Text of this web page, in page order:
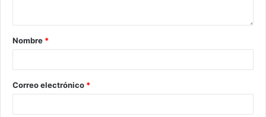
Nombre *
Correo electrónico *